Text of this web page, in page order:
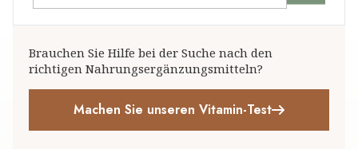
Brauchen Sie Hilfe bei der Suche nach den
richtigen Nahrungsergänzungsmitteln?
Machen Sie unseren Vitamin-Test